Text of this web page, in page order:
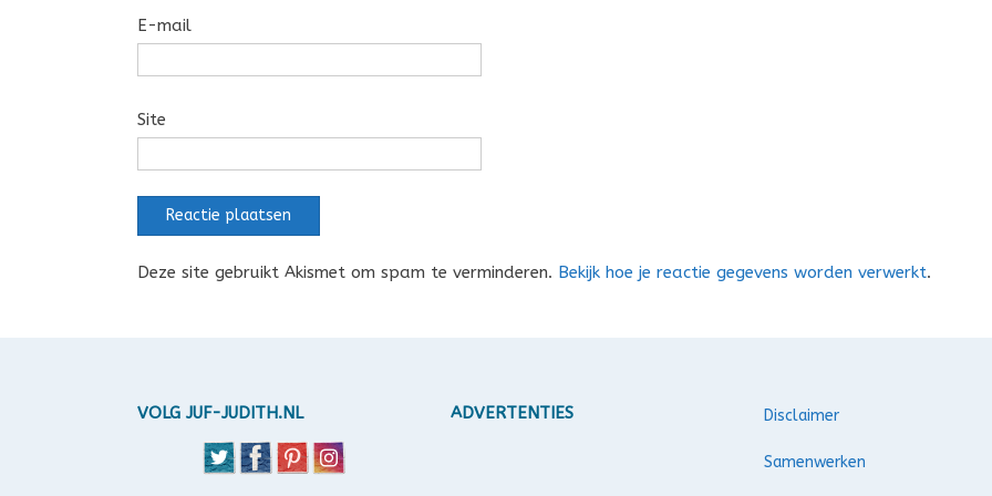
E-mail
Site
Deze site gebruikt Akismet om spam te verminderen. Bekijk hoe je reactie gegevens worden verwerkt.
VOLG JUF-JUDITH.NL ADVERTENTIES Disclaimer
Samenwerken